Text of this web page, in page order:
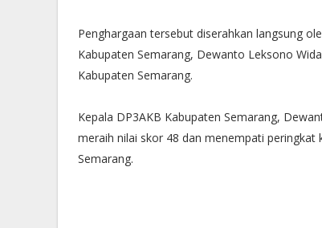
Penghargaan tersebut diserahkan langsung
Kabupaten Semarang, Dewanto Leksono
Kabupaten Semarang.
Kepala DP3AKB Kabupaten Semarang,
meraih nilai skor 48 dan menempati peringkat
Semarang.